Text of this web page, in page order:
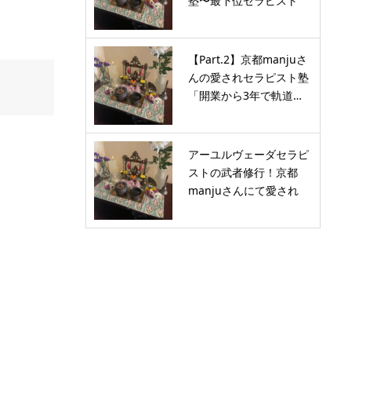
【Part.2】京都manjuさ
んの愛されセラピスト塾
「開業から3年で軌道…
アーユルヴェーダセラピ
ストの武者修行！京都
manjuさんにて愛され